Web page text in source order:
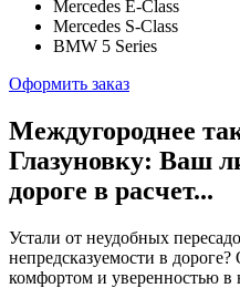
Mercedes E-Class
Mercedes S-Class
BMW 5 Series
Оформить заказ
Междугороднее
Глазуновку: Ваш
дороге в расчет...
Устали от неудобных
непредсказуемости в
комфортом и уверенностью